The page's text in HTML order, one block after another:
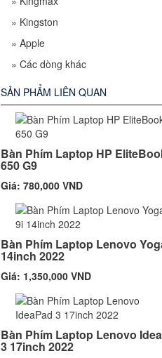
» Kingston
» Apple
» Các dòng khác
SẢN PHẨM LIÊN QUAN
Bàn Phím Laptop HP
650 G9
Giá: 780,000 VND
Bàn Phím Laptop Lenovo
14inch 2022
Giá: 1,350,000 VND
Bàn Phím Laptop Lenovo
3 17inch 2022